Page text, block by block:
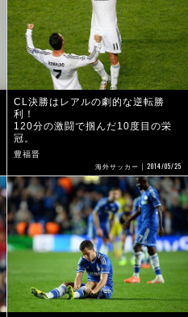
CL決勝はレアルの劇的な逆転勝
利！
120分の激闘で掴んだ10度目の栄
冠。
豊福晋
海外サッカー 2014/05/25